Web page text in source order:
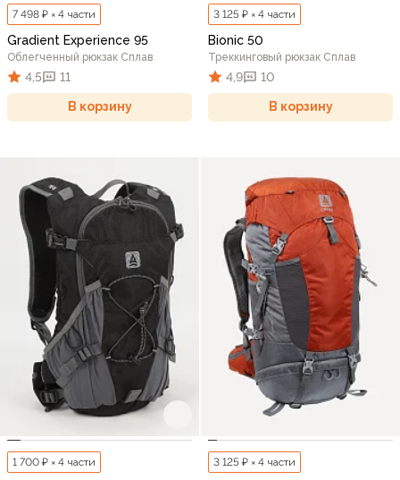
7 498 ₽ × 4 части
Gradient Experience 95
Облегченный рюкзак Сплав
4,5 11
В корзину
3 125 ₽ × 4 части
Bionic 50
Треккинговый рюкзак Сплав
4,9 10
В корзину
1 700 ₽ × 4 части 3 125 ₽ × 4 части